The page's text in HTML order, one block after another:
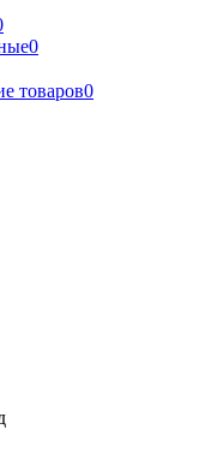
0
товаров0